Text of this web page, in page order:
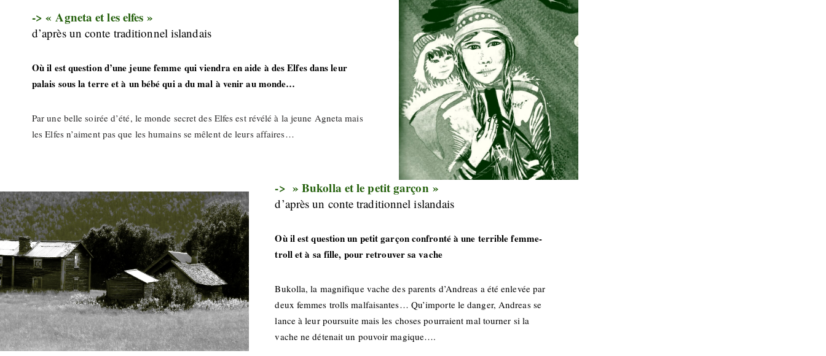
-> « Agneta et les elfes »
d’après un conte traditionnel islandais
Où il est question d’une jeune femme qui viendra en aide à des Elfes dans leur
palais sous la terre et à un bébé qui a du mal à venir au monde…
Par une belle soirée d’été, le monde secret des Elfes est révélé à la jeune Agneta mais
les Elfes n’aiment pas que les humains se mêlent de leurs affaires…
-> » Bukolla et le petit garçon »
d’après un conte traditionnel islandais
Où il est question un petit garçon confronté à une terrible femme-
troll et à sa fille, pour retrouver sa vache
Bukolla, la magnifique vache des parents d’Andreas a été enlevée par
deux femmes trolls malfaisantes… Qu’importe le danger, Andreas se
lance à leur poursuite mais les choses pourraient mal tourner si la
vache ne détenait un pouvoir magique….